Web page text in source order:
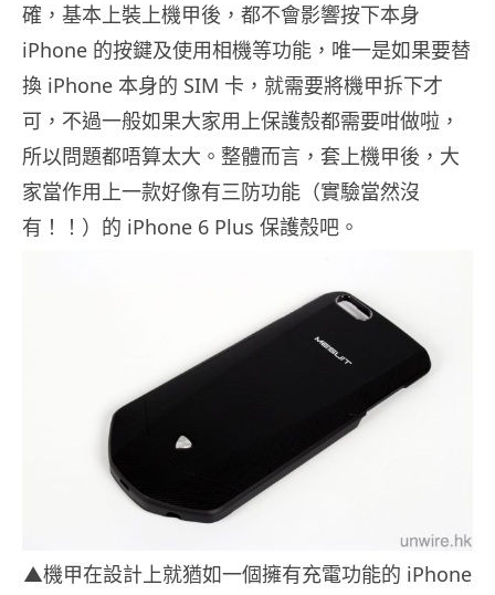
確，基本上裝上機甲後，都不會影響按下本身
iPhone 的按鍵及使用相機等功能，唯一是如果要替
換 iPhone 本身的 SIM 卡，就需要將機甲拆下才
可，不過一般如果大家用上保護殼都需要咁做啦，
所以問題都唔算太大。整體而言，套上機甲後，大
家當作用上一款好像有三防功能（實驗當然沒
有！！）的 iPhone 6 Plus 保護殼吧。
▲機甲在設計上就猶如一個擁有充電功能的 iPhone